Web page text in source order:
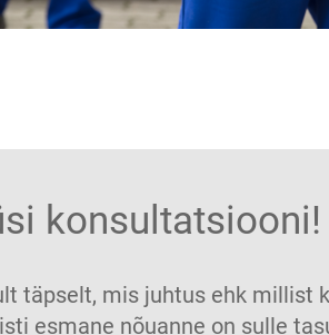
konsultatsiooni!
täpselt, mis juhtus ehk millist
esmane nõuanne on sulle